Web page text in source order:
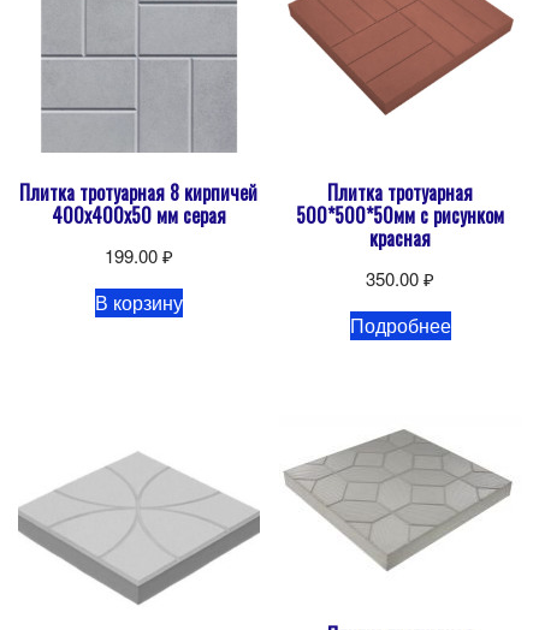
Плитка тротуарная 8 кирпичей
400х400х50 мм серая
199.00₽
В корзину
Плитка тротуарная
500*500*50мм с рисунком
красная
350.00₽
Подробнее